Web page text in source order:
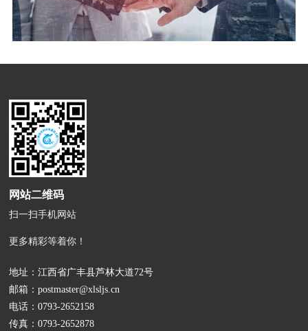
网站二维码
扫一扫手机网站
更多精彩等着你！
地址：江西省广丰县芦林大道72号
邮箱：postmaster@xlsljs.cn
电话：0793-2652158
传真：0793-2652878